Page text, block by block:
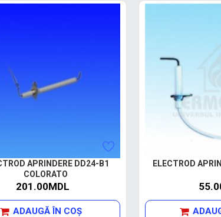
APRINDERE DD24-B1
COLORATO
201.00MDL
ADAUGĂ ÎN COŞ
ELECTROD